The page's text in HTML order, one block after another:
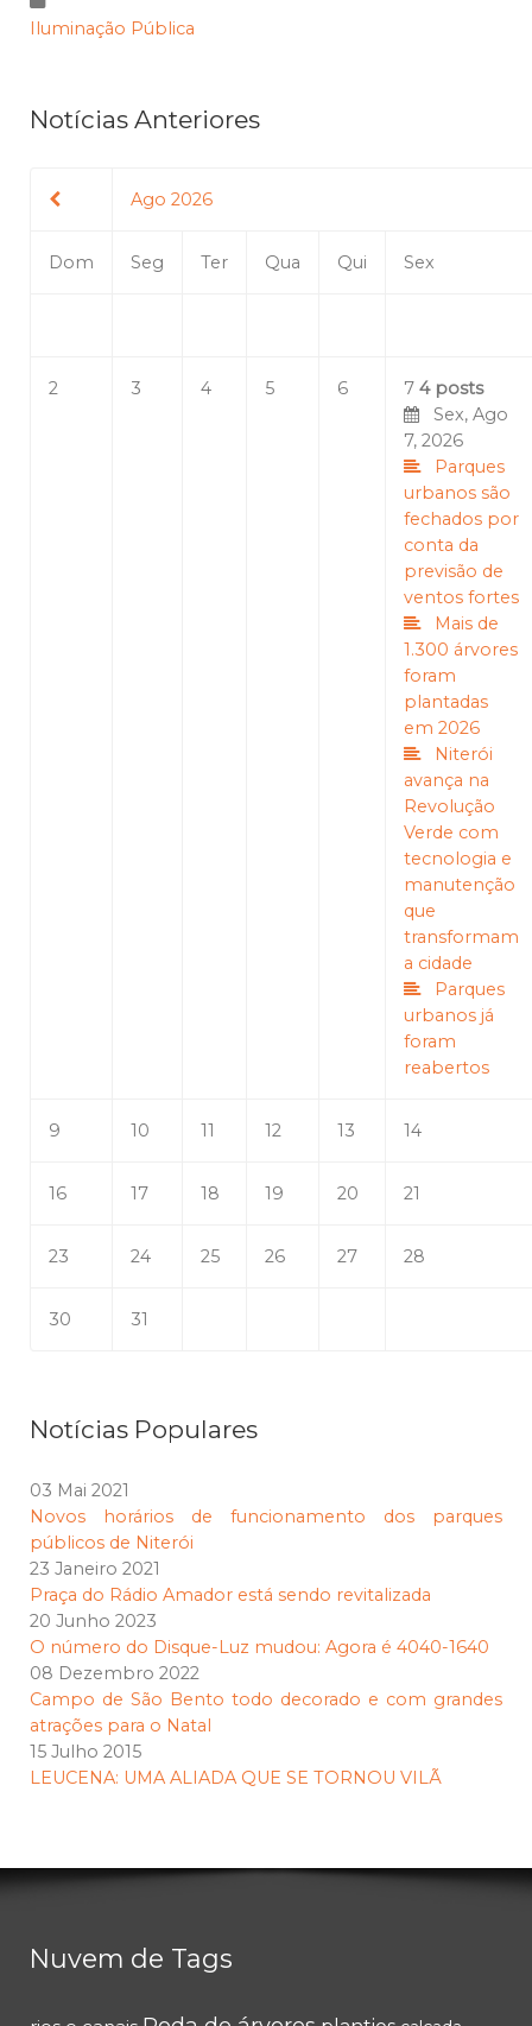
Iluminação Pública
Notícias Anteriores
Ago 2026
Dom Seg Ter Qua Qui Sex
2 3 4 5 6 7 4 posts
Sex, Ago
7, 2026
Parques
urbanos são
fechados por
conta da
previsão de
ventos fortes
Mais de
1.300 árvores
foram
plantadas
em 2026
Niterói
avança na
Revolução
Verde com
tecnologia e
manutenção
que
transformam
a cidade
Parques
urbanos já
foram
reabertos
9 10 11 12 13 14
16 17 18 19 20 21
23 24 25 26 27 28
30 31
Notícias Populares
03 Mai 2021
Novos horários de funcionamento dos parques
públicos de Niterói
23 Janeiro 2021
Praça do Rádio Amador está sendo revitalizada
20 Junho 2023
O número do Disque-Luz mudou: Agora é 4040-1640
08 Dezembro 2022
Campo de São Bento todo decorado e com grandes
atrações para o Natal
15 Julho 2015
LEUCENA: UMA ALIADA QUE SE TORNOU VILÃ
Nuvem de Tags